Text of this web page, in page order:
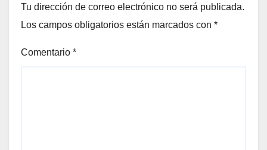
Tu dirección de correo electrónico no será publicada.
Los campos obligatorios están marcados con *
Comentario *